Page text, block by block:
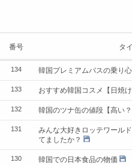
番号 タ
134 韓国プレミアムバスの乗り
133 おすすめ韓国コスメ【日焼
132 韓国のツナ缶の値段【高い
131
みんな大好きロッテワール
てましたか？
130 韓国での日本食品の物価